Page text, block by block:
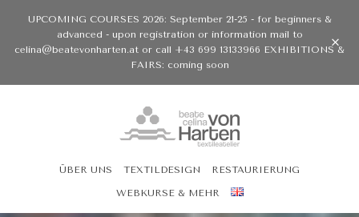
UPCOMING COURSES 2026: September 21-25 - for beginners &
advanced - upon registration or information mail to
celina@beatevonharten.at or call +43 699 13133966 EXHIBITIONS &
FAIRS: coming soon
ÜBER UNS TEXTILDESIGN RESTAURIERUNG
WEBKURSE & MEHR